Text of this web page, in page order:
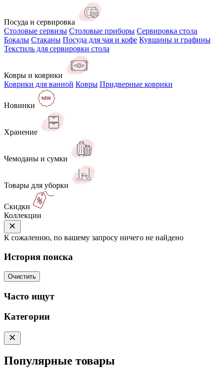
Посуда и сервировка
Столовые сервизы Столовые приборы Сервировка стола
Бокалы Стаканы Посуда для чая и кофе Кувшины и графины
Текстиль для сервировки стола
Ковры и коврики
Коврики для ванной Ковры Придверные коврики
Новинки
Хранение
Чемоданы и сумки
Товары для уборки
Скидки
Коллекции
К сожалению, по вашему запросу ничего не найдено
История поиска
Очистить
Часто ищут
Категории
Популярные товары